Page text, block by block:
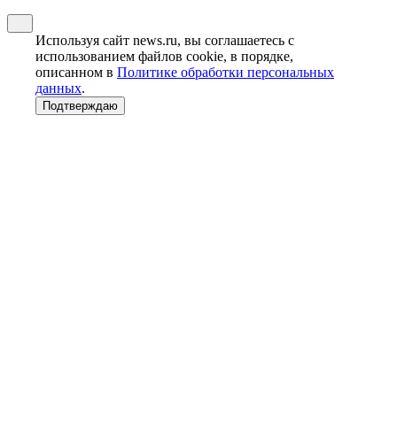
Используя сайт news.ru, вы соглашаетесь с
использованием файлов cookie, в порядке,
описанном в Политике обработки персональных
данных.
Подтверждаю